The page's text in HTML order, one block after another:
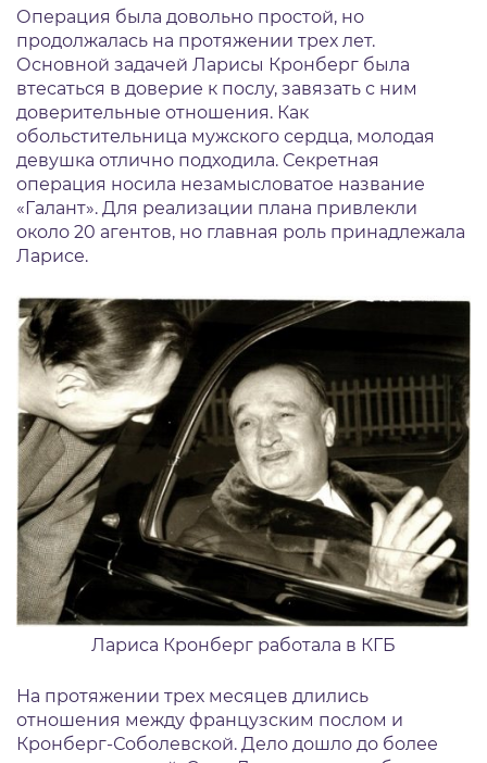
Операция была довольно простой, но
продолжалась на протяжении трех лет.
Основной задачей Ларисы Кронберг была
втесаться в доверие к послу, завязать с ним
доверительные отношения. Как
обольстительница мужского сердца, молодая
девушка отлично подходила. Секретная
операция носила незамысловатое название
«Галант». Для реализации плана привлекли
около 20 агентов, но главная роль принадлежала
Ларисе.
Лариса Кронберг работала в КГБ
На протяжении трех месяцев длились
отношения между французским послом и
Кронберг-Соболевской. Дело дошло до более